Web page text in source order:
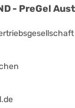
- PreGel